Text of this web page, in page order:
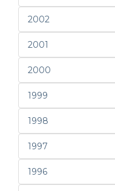
2002
2001
2000
1999
1998
1997
1996